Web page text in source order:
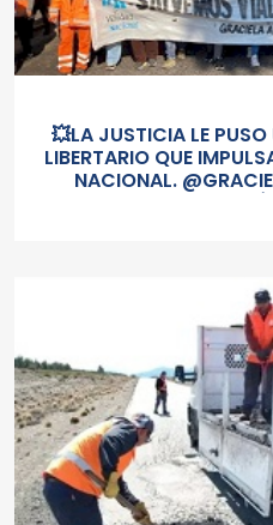
💥LA JUSTICIA LE PUSO
LIBERTARIO QUE
NACIONAL. @GRACIELASTV , TITULAR DEL